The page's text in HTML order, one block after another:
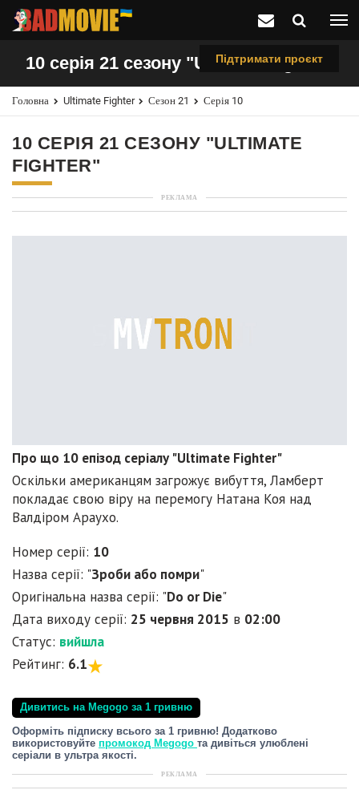
Підтримати проєкт
10 серія 21 сезону "Ultimate Fighter"
Головна Ultimate Fighter Сезон 21 Серія 10
10 СЕРІЯ 21 СЕЗОНУ "ULTIMATE
FIGHTER"
РЕКЛАМА
Про що 10 епізод серіалу "Ultimate Fighter"
Оскільки американцям загрожує вибуття, Ламберт
покладає свою віру на перемогу Натана Коя над
Валдіром Араухо.
Номер серії: 10
Назва серії: "Зроби або помри"
Оригінальна назва серії: "Do or Die"
Дата виходу серії: 25 червня 2015 в 02:00
Статус: вийшла
Рейтинг: 6.1
Дивитись на Megogo за 1 гривню
Оформіть підписку всього за 1 гривню! Додатково
використовуйте промокод Megogo та дивіться улюблені
серіали в ультра якості.
РЕКЛАМА